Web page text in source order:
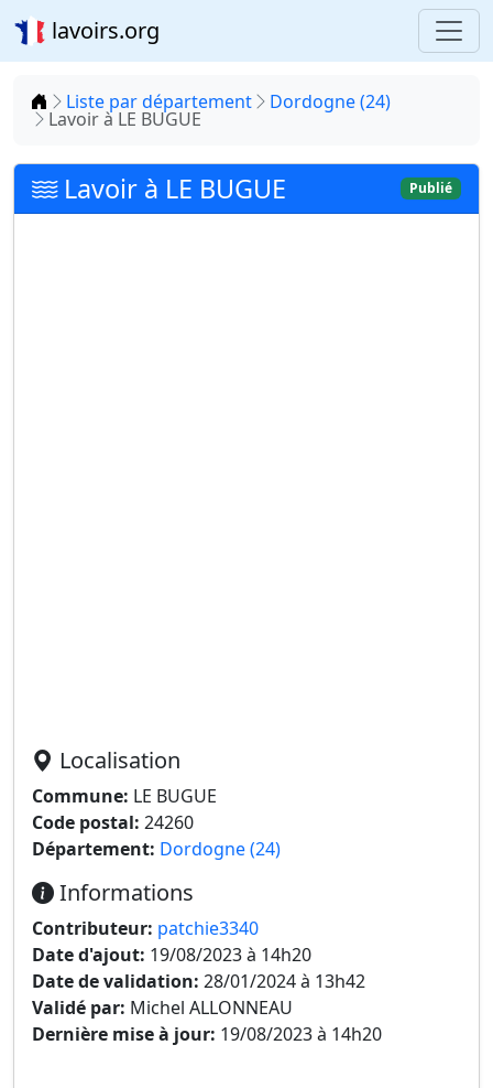
lavoirs.org
Accueil
Liste par département Dordogne (24)
Lavoir à LE BUGUE
Lavoir à LE BUGUE Publié
Localisation
Commune: LE BUGUE
Code postal: 24260
Département: Dordogne (24)
Informations
Contributeur: patchie3340
Date d'ajout: 19/08/2023 à 14h20
Date de validation: 28/01/2024 à 13h42
Validé par: Michel ALLONNEAU
Dernière mise à jour: 19/08/2023 à 14h20